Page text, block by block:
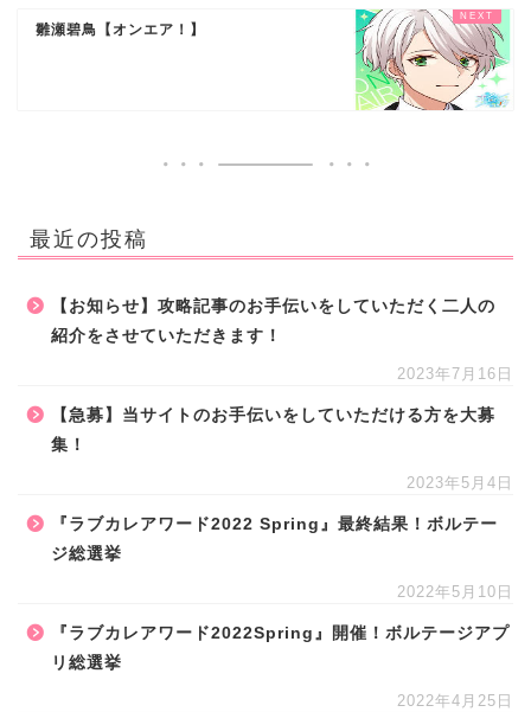
雛瀬碧鳥【オンエア！】
最近の投稿
【お知らせ】攻略記事のお手伝いをしていただく二人の
紹介をさせていただきます！
2023年7月16日
【急募】当サイトのお手伝いをしていただける方を大募
集！
2023年5月4日
『ラブカレアワード2022 Spring』最終結果！ボルテー
ジ総選挙
2022年5月10日
『ラブカレアワード2022Spring』開催！ボルテージアプ
リ総選挙
2022年4月25日